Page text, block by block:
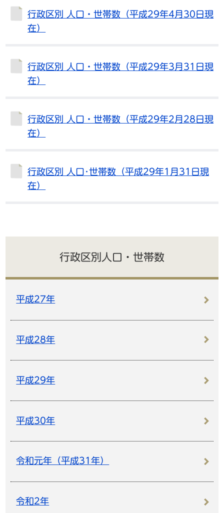
行政区別 人口・世帯数（平成29年4月30日現
在）
行政区別 人口・世帯数（平成29年3月31日現
在）
行政区別 人口・世帯数（平成29年2月28日現
在）
行政区別 人口･世帯数（平成29年1月31日現
在）
行政区別人口・世帯数
平成27年
平成28年
平成29年
平成30年
令和元年（平成31年）
令和2年